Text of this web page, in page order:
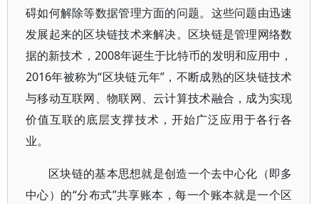
碍如何解除等数据管理方面的问题。这些问题由迅速
发展起来的区块链技术来解决。区块链是管理网络数
据的新技术，2008年诞生于比特币的发明和应用中，
2016年被称为“区块链元年”，不断成熟的区块链技术
与移动互联网、物联网、云计算技术融合，成为实现
价值互联的底层支撑技术，开始广泛应用于各行各
业。
区块链的基本思想就是创造一个去中心化（即多
中心）的“分布式”共享账本，每一个账本就是一个区